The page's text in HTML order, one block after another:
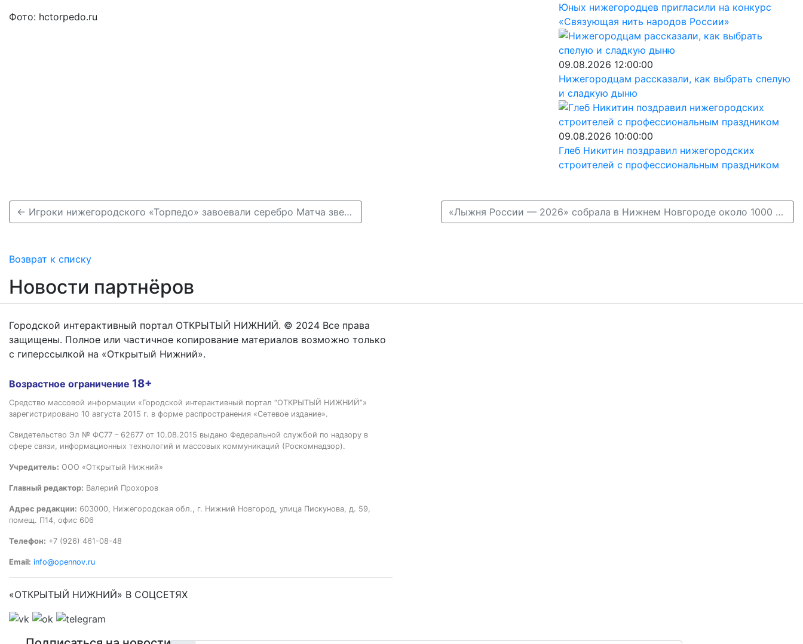
Фото: hctorpedo.ru
Юных нижегородцев пригласили на конкурс
«Связующая нить народов России»
09.08.2026 12:00:00
Нижегородцам рассказали, как выбрать спелую
и сладкую дыню
09.08.2026 10:00:00
Глеб Никитин поздравил нижегородских
строителей с профессиональным праздником
← Игроки нижегородского «Торпедо» завоевали серебро Матча звезд КХЛ «Лыжня России — 2026» собрала в Нижнем Новгороде около 1000 человек →
Возврат к списку
Новости партнёров
Городской интерактивный портал ОТКРЫТЫЙ НИЖНИЙ. © 2024 Все права
защищены. Полное или частичное копирование материалов возможно только
с гиперссылкой на «Открытый Нижний».
Возрастное ограничение 18+
Средство массовой информации «Городской интерактивный портал “ОТКРЫТЫЙ НИЖНИЙ”»
зарегистрировано 10 августа 2015 г. в форме распространения «Сетевое издание».
Свидетельство Эл № ФС77 – 62677 от 10.08.2015 выдано Федеральной службой по надзору в
сфере связи, информационных технологий и массовых коммуникаций (Роскомнадзор).
Учредитель: ООО «Открытый Нижний»
Главный редактор: Валерий Прохоров
Адрес редакции: 603000, Нижегородская обл., г. Нижний Новгород, улица Пискунова, д. 59,
помещ. П14, офис 606
Телефон: +7 (926) 461-08-48
Email: info@opennov.ru
«ОТКРЫТЫЙ НИЖНИЙ» В СОЦСЕТЯХ